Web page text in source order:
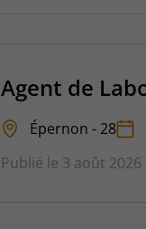
Agent de
Épernon - 28
Publié le 3 août 2026